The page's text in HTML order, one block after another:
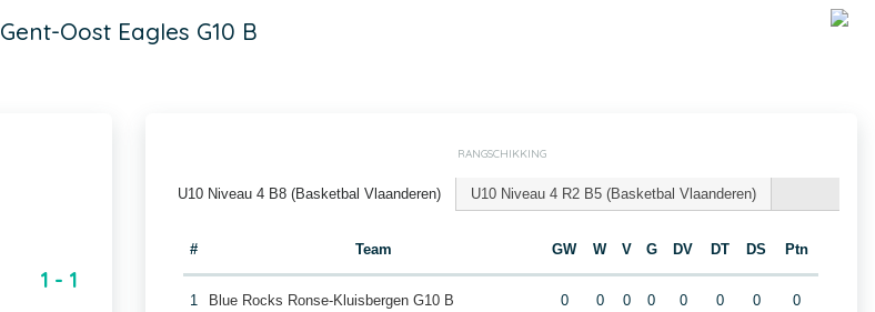
Gent-Oost Eagles G10 B
1 - 1
RANGSCHIKKING
U10 Niveau 4 B8 (Basketbal Vlaanderen) U10 Niveau 4 R2 B5 (Basketbal Vlaanderen)
# Team GW W V G DV DT DS Ptn
1 Blue Rocks Ronse-Kluisbergen G10 B 0 0 0 0 0 0 0 0